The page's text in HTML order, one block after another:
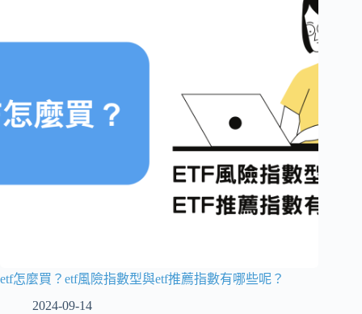
etf怎麼買？etf風險指數型與etf推薦指數有哪些呢？
2024-09-14